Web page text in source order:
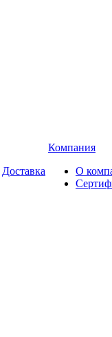
Доставка
Компания
О